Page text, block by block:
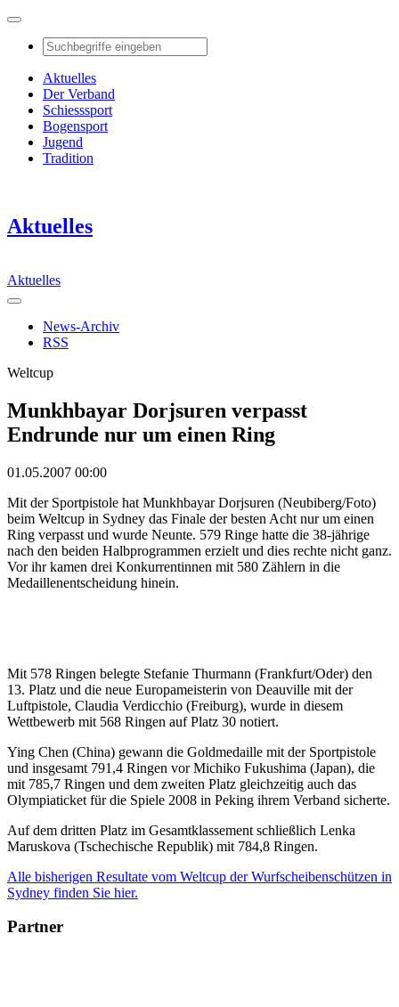
Aktuelles
Der Verband
Schiesssport
Bogensport
Jugend
Tradition
Aktuelles
Aktuelles
News-Archiv
RSS
Weltcup
Munkhbayar Dorjsuren verpasst
Endrunde nur um einen Ring
01.05.2007 00:00
Mit der Sportpistole hat Munkhbayar Dorjsuren (Neubiberg/Foto)
beim Weltcup in Sydney das Finale der besten Acht nur um einen
Ring verpasst und wurde Neunte. 579 Ringe hatte die 38-jährige
nach den beiden Halbprogrammen erzielt und dies rechte nicht ganz.
Vor ihr kamen drei Konkurrentinnen mit 580 Zählern in die
Medaillenentscheidung hinein.
Mit 578 Ringen belegte Stefanie Thurmann (Frankfurt/Oder) den
13. Platz und die neue Europameisterin von Deauville mit der
Luftpistole, Claudia Verdicchio (Freiburg), wurde in diesem
Wettbewerb mit 568 Ringen auf Platz 30 notiert.
Ying Chen (China) gewann die Goldmedaille mit der Sportpistole
und insgesamt 791,4 Ringen vor Michiko Fukushima (Japan), die
mit 785,7 Ringen und dem zweiten Platz gleichzeitig auch das
Olympiaticket für die Spiele 2008 in Peking ihrem Verband sicherte.
Auf dem dritten Platz im Gesamtklassement schließlich Lenka
Maruskova (Tschechische Republik) mit 784,8 Ringen.
Alle bisherigen Resultate vom Weltcup der Wurfscheibenschützen in
Sydney finden Sie hier.
Partner